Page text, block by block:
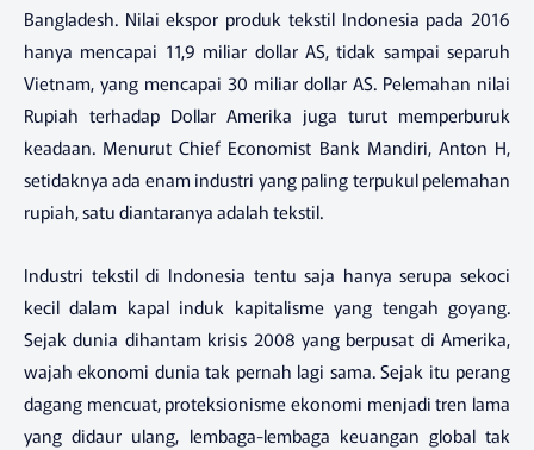
Bangladesh. Nilai ekspor produk tekstil Indonesia pada 2016
hanya mencapai 11,9 miliar dollar AS, tidak sampai separuh
Vietnam, yang mencapai 30 miliar dollar AS. Pelemahan nilai
Rupiah terhadap Dollar Amerika juga turut memperburuk
keadaan. Menurut Chief Economist Bank Mandiri, Anton H,
setidaknya ada enam industri yang paling terpukul pelemahan
rupiah, satu diantaranya adalah tekstil.
Industri tekstil di Indonesia tentu saja hanya serupa sekoci
kecil dalam kapal induk kapitalisme yang tengah goyang.
Sejak dunia dihantam krisis 2008 yang berpusat di Amerika,
wajah ekonomi dunia tak pernah lagi sama. Sejak itu perang
dagang mencuat, proteksionisme ekonomi menjadi tren lama
yang didaur ulang, lembaga-lembaga keuangan global tak